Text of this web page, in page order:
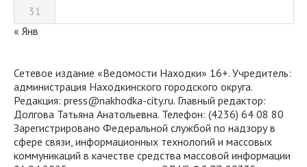
31
« Янв
Сетевое издание «Ведомости Находки» 16+. Учредитель:
администрация Находкинского городского округа.
Редакция: press@nakhodka-city.ru. Главный редактор:
Долгова Татьяна Анатольевна. Телефон: (4236) 64 08 80
Зарегистрировано Федеральной службой по надзору в
сфере связи, информационных технологий и массовых
коммуникаций в качестве средства массовой информации